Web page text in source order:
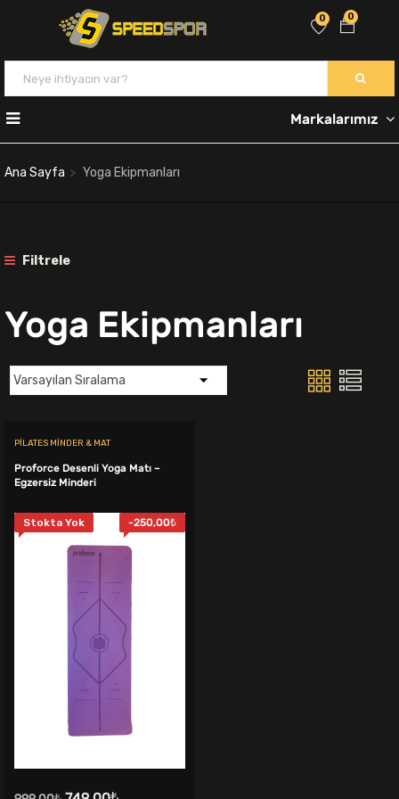
0
0
Markalarımız
Ana Sayfa Yoga Ekipmanları
Filtrele
Yoga Ekipmanları
PILATES MINDER & MAT
Proforce Desenli Yoga Matı –
Egzersiz Minderi
Stokta Yok -250,00₺